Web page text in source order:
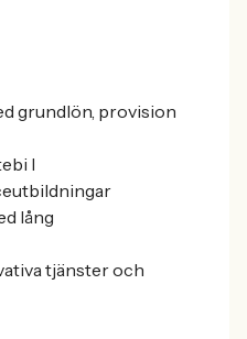
grundlön, provision
l
lång
tjänster och